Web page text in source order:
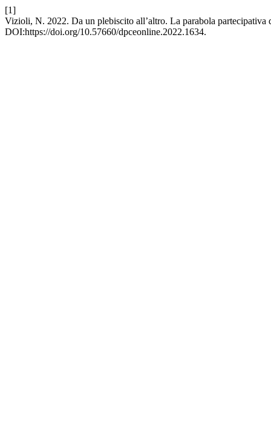
[1]
Vizioli, N. 2022. Da un plebiscito all’altro. La parabola partecipativa
DOI:https://doi.org/10.57660/dpceonline.2022.1634.